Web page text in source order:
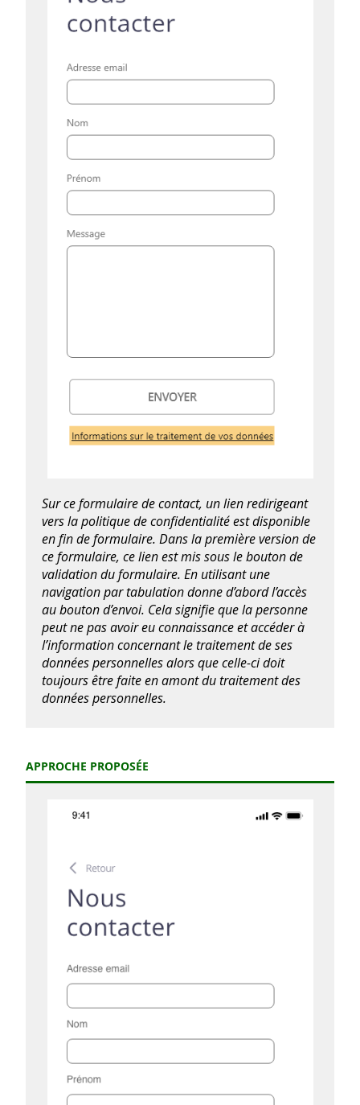
Sur ce formulaire de contact, un lien redirigeant
vers la politique de confidentialité est disponible
en fin de formulaire. Dans la première version de
ce formulaire, ce lien est mis sous le bouton de
validation du formulaire. En utilisant une
navigation par tabulation donne d’abord l’accès
au bouton d’envoi. Cela signifie que la personne
peut ne pas avoir eu connaissance et accéder à
l’information concernant le traitement de ses
données personnelles alors que celle-ci doit
toujours être faite en amont du traitement des
données personnelles.
APPROCHE PROPOSÉE